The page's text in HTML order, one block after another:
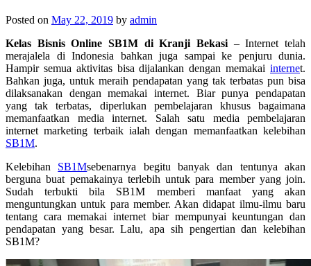
Posted on May 22, 2019 by admin
Kelas Bisnis Online SB1M di Kranji Bekasi – Internet telah
merajalela di Indonesia bahkan juga sampai ke penjuru dunia.
Hampir semua aktivitas bisa dijalankan dengan memakai internet.
Bahkan juga, untuk meraih pendapatan yang tak terbatas pun bisa
dilaksanakan dengan memakai internet. Biar punya pendapatan
yang tak terbatas, diperlukan pembelajaran khusus bagaimana
memanfaatkan media internet. Salah satu media pembelajaran
internet marketing terbaik ialah dengan memanfaatkan kelebihan
SB1M.
Kelebihan SB1Msebenarnya begitu banyak dan tentunya akan
berguna buat pemakainya terlebih untuk para member yang join.
Sudah terbukti bila SB1M memberi manfaat yang akan
menguntungkan untuk para member. Akan didapat ilmu-ilmu baru
tentang cara memakai internet biar mempunyai keuntungan dan
pendapatan yang besar. Lalu, apa sih pengertian dan kelebihan
SB1M?